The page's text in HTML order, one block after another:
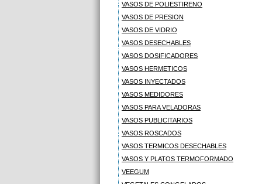
VASOS DE POLIESTIRENO
VASOS DE PRESION
VASOS DE VIDRIO
VASOS DESECHABLES
VASOS DOSIFICADORES
VASOS HERMETICOS
VASOS INYECTADOS
VASOS MEDIDORES
VASOS PARA VELADORAS
VASOS PUBLICITARIOS
VASOS ROSCADOS
VASOS TERMICOS DESECHABLES
VASOS Y PLATOS TERMOFORMADO
VEEGUM